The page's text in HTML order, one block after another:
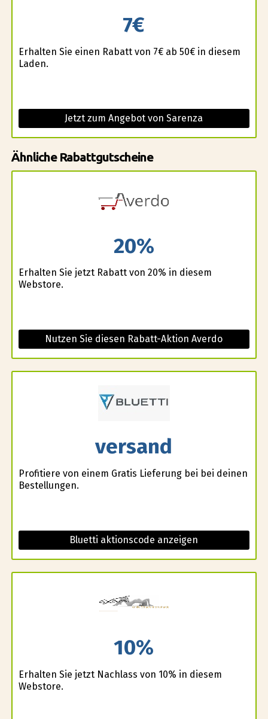
7€
Erhalten Sie einen Rabatt von 7€ ab 50€ in diesem
Laden.
Jetzt zum Angebot von Sarenza
Ähnliche Rabattgutscheine
20%
Erhalten Sie jetzt Rabatt von 20% in diesem
Webstore.
Nutzen Sie diesen Rabatt-Aktion Averdo
versand
Profitiere von einem Gratis Lieferung bei bei deinen
Bestellungen.
Bluetti aktionscode anzeigen
10%
Erhalten Sie jetzt Nachlass von 10% in diesem
Webstore.